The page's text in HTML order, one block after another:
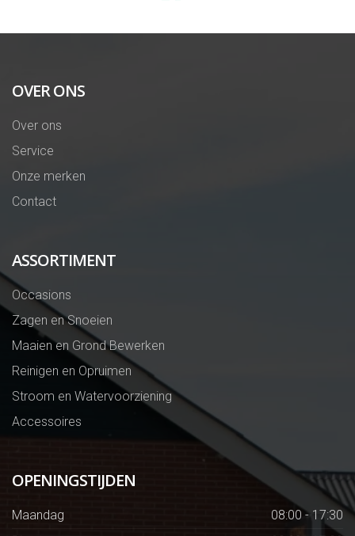
OVER ONS
Over ons
Service
Onze merken
Contact
ASSORTIMENT
Occasions
Zagen en Snoeien
Maaien en Grond Bewerken
Reinigen en Opruimen
Stroom en Watervoorziening
Accessoires
OPENINGSTIJDEN
Maandag
08:00 - 17:30